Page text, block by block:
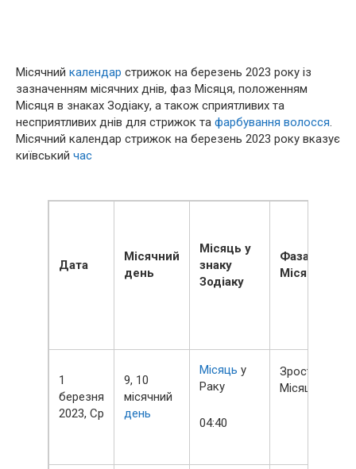
Місячний календар стрижок на березень 2023 року із
зазначенням місячних днів, фаз Місяця, положенням
Місяця в знаках Зодіаку, а також сприятливих та
несприятливих днів для стрижок та фарбування волосся.
Місячний календар стрижок на березень 2023 року вказує
київський час
Дата
Місячний
день
Місяць у
знаку
Зодіаку
Фаза
Місяця
1
березня
2023, Ср
9, 10
місячний
день
Місяць у
Раку
04:40
Зростаючий
Місяць